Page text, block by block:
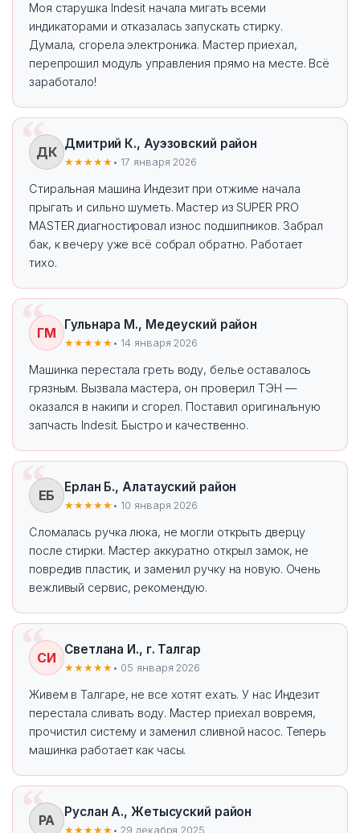
Моя старушка Indesit начала мигать всеми
индикаторами и отказалась запускать стирку.
Думала, сгорела электроника. Мастер приехал,
перепрошил модуль управления прямо на месте. Всё
заработало!
ДК
Дмитрий К., Ауэзовский район
★★★★★ • 17 января 2026
Стиральная машина Индезит при отжиме начала
прыгать и сильно шуметь. Мастер из SUPER PRO
MASTER диагностировал износ подшипников. Забрал
бак, к вечеру уже всё собрал обратно. Работает
тихо.
ГМ
Гульнара М., Медеуский район
★★★★★ • 14 января 2026
Машинка перестала греть воду, белье оставалось
грязным. Вызвала мастера, он проверил ТЭН —
оказался в накипи и сгорел. Поставил оригинальную
запчасть Indesit. Быстро и качественно.
ЕБ
Ерлан Б., Алатауский район
★★★★★ • 10 января 2026
Сломалась ручка люка, не могли открыть дверцу
после стирки. Мастер аккуратно открыл замок, не
повредив пластик, и заменил ручку на новую. Очень
вежливый сервис, рекомендую.
СИ
Светлана И., г. Талгар
★★★★★ • 05 января 2026
Живем в Талгаре, не все хотят ехать. У нас Индезит
перестала сливать воду. Мастер приехал вовремя,
прочистил систему и заменил сливной насос. Теперь
машинка работает как часы.
РА
Руслан А., Жетысуский район
★★★★★ • 29 декабря 2025